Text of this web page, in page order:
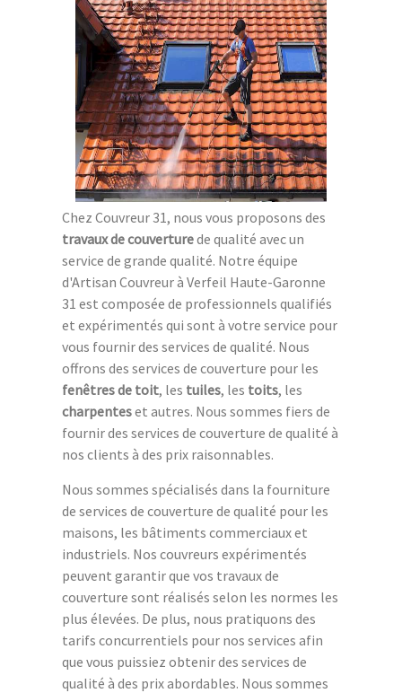
Chez Couvreur 31, nous vous proposons des
travaux de couverturede qualité avec un
service de grande qualité. Notre équipe
d'Artisan Couvreur à Verfeil Haute-Garonne
31 est composée de professionnels qualifiés
et expérimentés qui sont à votre service pour
vous fournir des services de qualité. Nous
offrons des services de couverture pour les
fenêtres de toit, les tuiles, les toits, les
charpenteset autres. Nous sommes fiers de
fournir des services de couverture de qualité à
nos clients à des prix raisonnables.
Nous sommes spécialisés dans la fourniture
de services de couverture de qualité pour les
maisons, les bâtiments commerciaux et
industriels. Nos couvreurs expérimentés
peuvent garantir que vos travaux de
couverture sont réalisés selon les normes les
plus élevées. De plus, nous pratiquons des
tarifs concurrentiels pour nos services afin
que vous puissiez obtenir des services de
qualité à des prix abordables. Nous sommes